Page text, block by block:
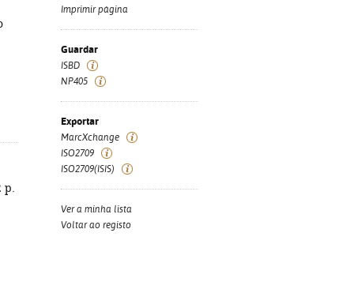
Imprimir página
Guardar
ISBD
NP405
Exportar
MarcXchange
ISO2709
ISO2709(ISIS)
Ver a minha lista
Voltar ao registo